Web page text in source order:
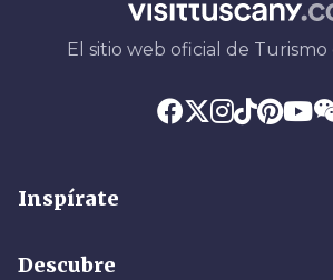
El sitio web oficial de Turismo
Inspírate
Descubre